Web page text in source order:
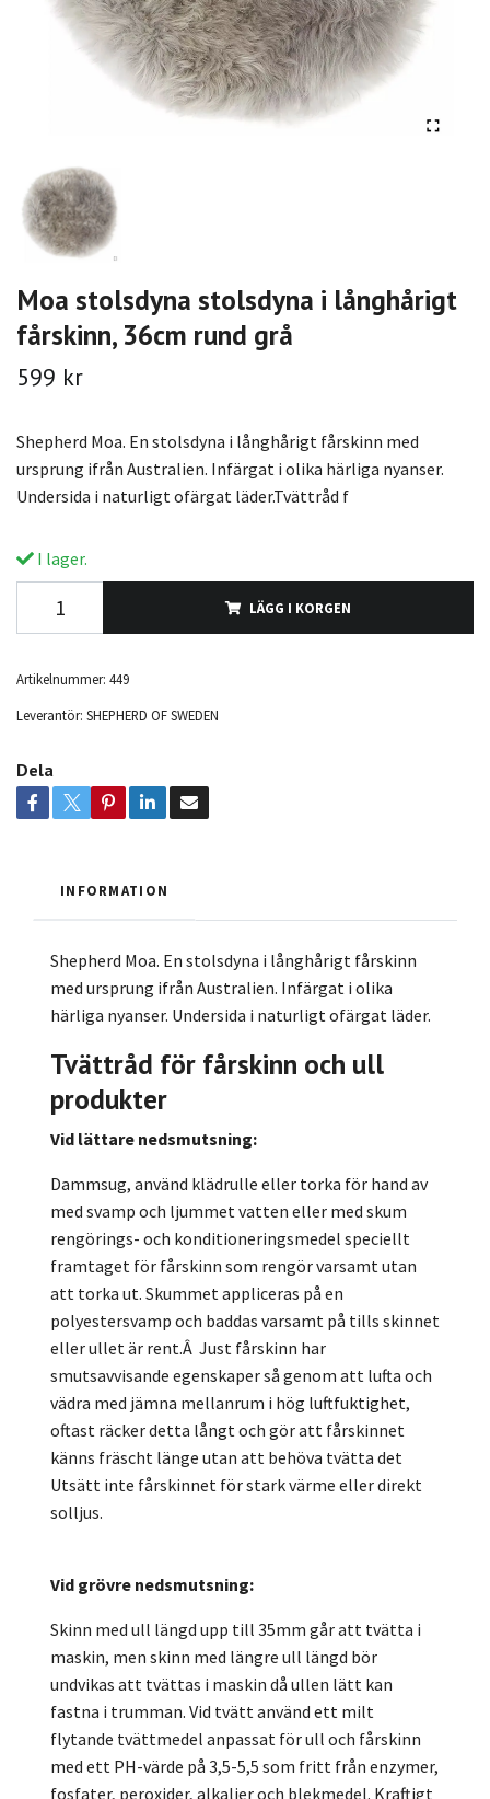
Moa stolsdyna stolsdyna i långhårigt
fårskinn, 36cm rund grå
599 kr
Shepherd Moa. En stolsdyna i långhårigt fårskinn med
ursprung ifrån Australien. Infärgat i olika härliga nyanser.
Undersida i naturligt ofärgat läder.Tvättråd f
I lager.
LÄGG I KORGEN
Artikelnummer: 449
Leverantör: SHEPHERD OF SWEDEN
Dela
INFORMATION
Shepherd Moa. En stolsdyna i långhårigt fårskinn
med ursprung ifrån Australien. Infärgat i olika
härliga nyanser. Undersida i naturligt ofärgat läder.
Tvättråd för fårskinn och ull
produkter
Vid lättare nedsmutsning:
Dammsug, använd klädrulle eller torka för hand av
med svamp och ljummet vatten eller med skum
rengörings- och konditioneringsmedel speciellt
framtaget för fårskinn som rengör varsamt utan
att torka ut. Skummet appliceras på en
polyestersvamp och baddas varsamt på tills skinnet
eller ullet är rent.Â Just fårskinn har
smutsavvisande egenskaper så genom att lufta och
vädra med jämna mellanrum i hög luftfuktighet,
oftast räcker detta långt och gör att fårskinnet
känns fräscht länge utan att behöva tvätta det
Utsätt inte fårskinnet för stark värme eller direkt
solljus.
Vid grövre nedsmutsning:
Skinn med ull längd upp till 35mm går att tvätta i
maskin, men skinn med längre ull längd bör
undvikas att tvättas i maskin då ullen lätt kan
fastna i trumman. Vid tvätt använd ett milt
flytande tvättmedel anpassat för ull och fårskinn
med ett PH-värde på 3,5-5,5 som fritt från enzymer,
fosfater, peroxider, alkalier och blekmedel. Kraftigt